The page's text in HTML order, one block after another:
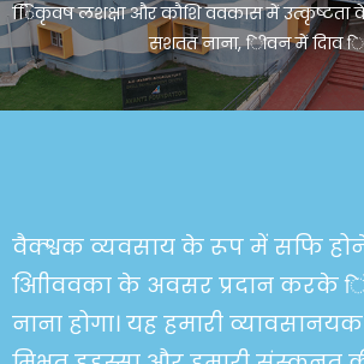
ििकृवष लशक्षा और कौशि ववकास में उत्कृष्टता
सशतत नाना, िीवन में दिाव
वैक्श्वक व्यवसाय के रूप में सफि
आिीववका के अवसर प्रदान करके
नाना होगा। यह हमारी